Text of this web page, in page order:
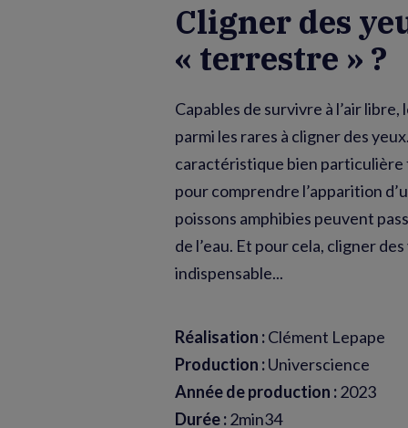
Cligner des
« terrestre » ?
Capables de survivre à l’air libre,
parmi les rares à cligner des
caractéristique bien particulière
pour comprendre l’apparition
poissons amphibies peuvent
de l’eau. Et pour cela, cligner
indispensable...
Réalisation :Clément Lepape
Production :Universcience
Année de production :2023
Durée :2min34